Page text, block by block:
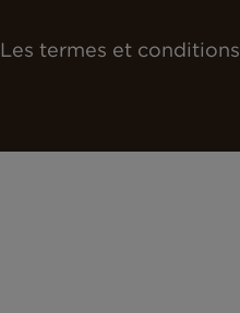
Les termes et conditions